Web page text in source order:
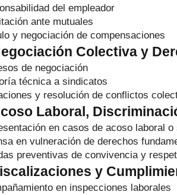
del empleador
ante mutuales
y negociación de compensaciones
Colectiva y
de negociación
técnica a sindicatos
y resolución de conflictos
Laboral,
en casos de acoso laboral o
en vulneración de derechos
preventivas de convivencia y
y
en inspecciones laborales